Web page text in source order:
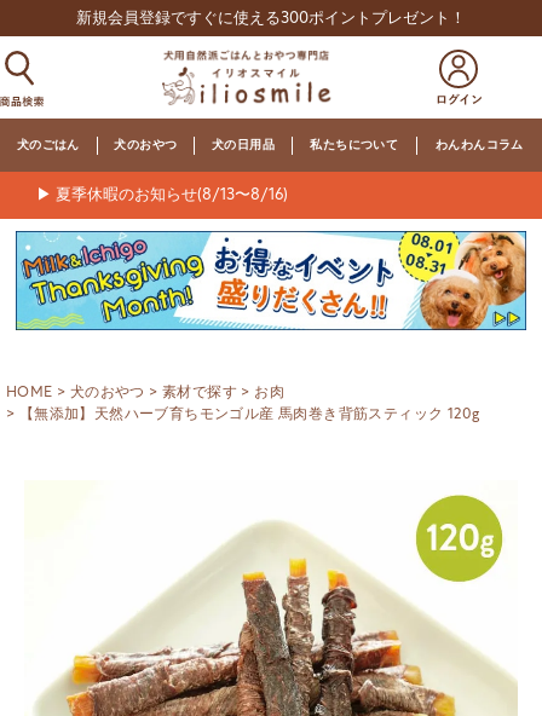
新規会員登録ですぐに使える300ポイントプレゼント！
犬のごはん 犬のおやつ 犬の日用品 私たちについて わんわんコラム
▶ 夏季休暇のお知らせ(8/13〜8/16)
HOME 犬のおやつ 素材で探す
お肉
【無添加】天然ハーブ育ちモンゴル産 馬肉巻き背筋スティック 120g